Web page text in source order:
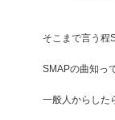
そこまで言う程
SMAPの曲知っ
一般人からした